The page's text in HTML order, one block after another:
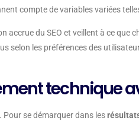
compte de variables variées
du SEO et veillent à ce que
selon les préférences des
technique
Pour se démarquer dans les